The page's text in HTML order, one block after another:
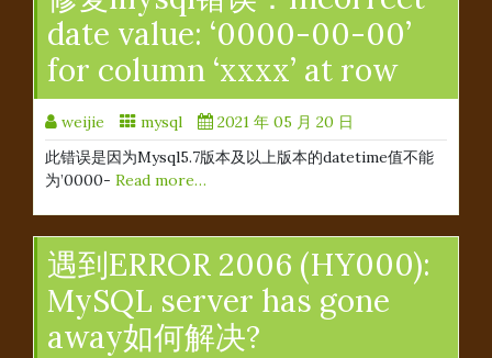
date value: ‘0000-00-00’
for column ‘xxxx’ at row
weijie mysql
2021 年 05 月 20 日
此错误是因为Mysql5.7版本及以上版本的datetime值不能
为’0000- Read more…
遇到ERROR 2006 (HY000):
MySQL server has gone
away如何解决?